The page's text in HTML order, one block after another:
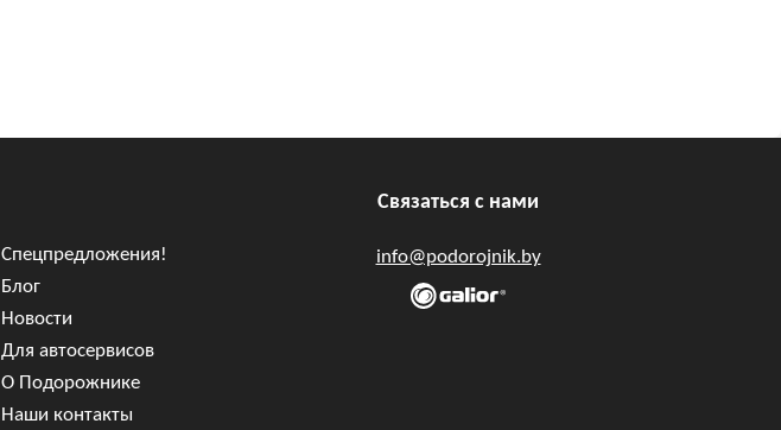
Спецпредложения!
Блог
Новости
Для автосервисов
О Подорожнике
Наши контакты
Связаться с нами
info@podorojnik.by